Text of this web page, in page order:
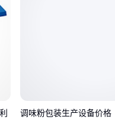
产能弹
调味粉包装生产设备价格